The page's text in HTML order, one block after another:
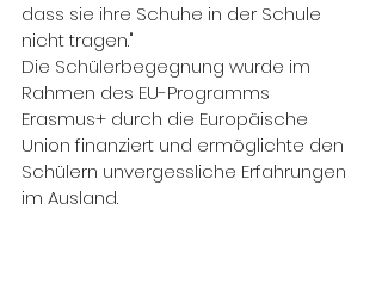
dass sie ihre Schuhe in der Schule
nicht tragen."
Die Schülerbegegnung wurde im
Rahmen des EU-Programms
Erasmus+ durch die Europäische
Union finanziert und ermöglichte den
Schülern unvergessliche Erfahrungen
im Ausland.